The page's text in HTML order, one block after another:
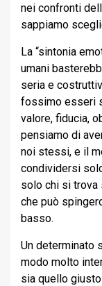
nei confronti
sappiamo
La “sintonia
umani
seria e
fossimo esseri
valore, fiducia,
pensiamo di
noi stessi, e il
condividersi
solo chi si trova
che può
basso.
Un determinato
modo molto
sia quello